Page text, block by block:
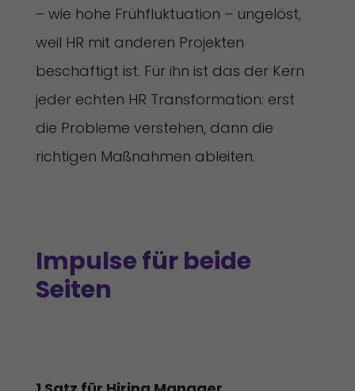
– wie hohe Frühfluktuation – ungelöst,
weil HR mit anderen Projekten
beschäftigt ist. Für ihn ist das der Kern
jeder echten HR Transformation: erst
die Probleme verstehen, dann die
richtigen Maßnahmen ableiten.
Impulse für beide
Seiten